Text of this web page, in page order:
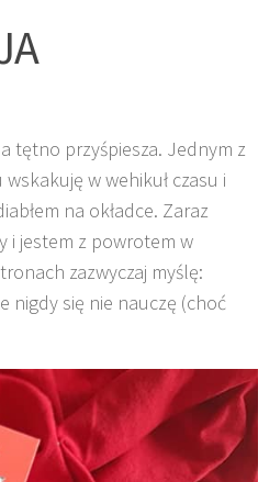
tętno przyśpiesza. Jednym z
w wehikuł czasu i
na okładce. Zaraz
i jestem z powrotem w
zazwyczaj myślę:
nigdy się nie nauczę (choć